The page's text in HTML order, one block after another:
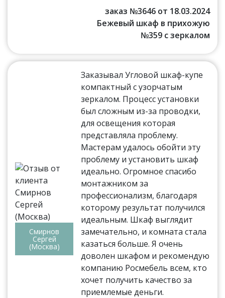
заказ №3646 от 18.03.2024
Бежевый шкаф в прихожую
№359 с зеркалом
Смирнов
Сергей
(Москва)
Заказывал Угловой шкаф-купе
компактный с узорчатым
зеркалом. Процесс установки
был сложным из-за проводки,
для освещения которая
представляла проблему.
Мастерам удалось обойти эту
проблему и установить шкаф
идеально. Огромное спасибо
монтажником за
профессионализм, благодаря
которому результат получился
идеальным. Шкаф выглядит
замечательно, и комната стала
казаться больше. Я очень
доволен шкафом и рекомендую
компанию Росмебель всем, кто
хочет получить качество за
приемлемые деньги.